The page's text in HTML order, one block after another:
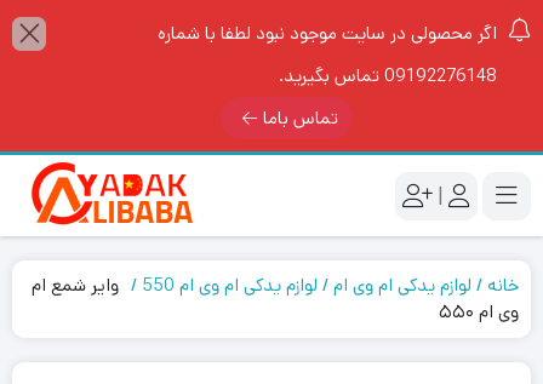
اگر محصولی در سایت موجود نبود لطفا با شماره
09192276148 تماس بگیرید.
تماس باما
|
خانه لوازم یدکی ام وی ام لوازم یدکی ام وی ام 550
وایر شمع ام
وی ام ۵۵۰